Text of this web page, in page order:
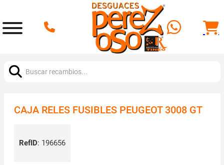
CAJA RELES FUSIBLES PEUGEOT 3008 GT
RefID: 196656